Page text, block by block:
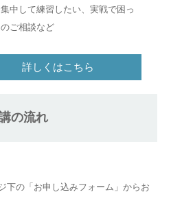
中して練習したい、実戦で困っ
ご相談など
詳しくはこちら
の流れ
下の「お申し込みフォーム」からお